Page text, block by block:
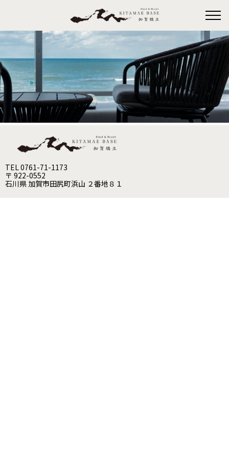
TEL 0761-71-1173
〒 922-0552
石川県 加賀市田尻町浜山 ２番地８１